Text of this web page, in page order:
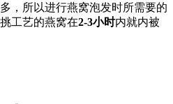
，所以进行燕窝泡发时所需要的
工艺的燕窝在2-3小时内就内被